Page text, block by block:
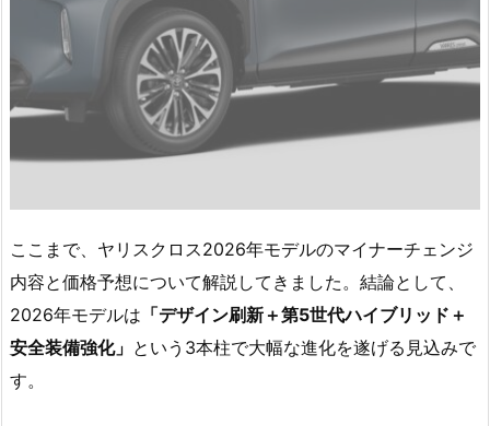
ここまで、ヤリスクロス2026年モデルのマイナーチェンジ
内容と価格予想について解説してきました。結論として、
2026年モデルは 「デザイン刷新＋第5世代ハイブリッド＋
安全装備強化」 という3本柱で大幅な進化を遂げる見込みで
す。